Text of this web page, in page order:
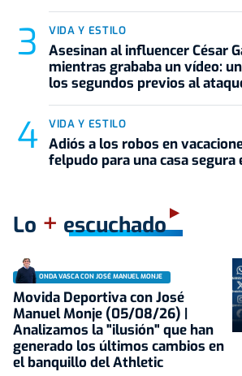
VIDA Y ESTILO
Asesinan al influencer César
mientras grababa un vídeo:
los segundos previos al
VIDA Y ESTILO
Adiós a los robos en
felpudo para una casa segura
Lo + escuchado
ONDA VASCA CON JOSÉ MANUEL MONJE
Movida Deportiva con José
Manuel Monje (05/08/26) |
Analizamos la "ilusión" que han
generado los últimos cambios en
el banquillo del Athletic